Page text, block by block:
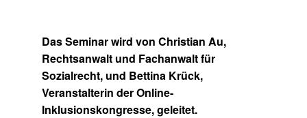
Das Seminar wird von Christian Au,
Rechtsanwalt und Fachanwalt für
Sozialrecht, und Bettina Krück,
Veranstalterin der Online-
Inklusionskongresse, geleitet.